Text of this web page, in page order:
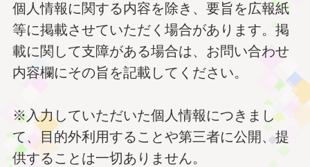
個人情報に関する内容を除き、要旨を広報紙
等に掲載させていただく場合があります。掲
載に関して支障がある場合は、お問い合わせ
内容欄にその旨を記載してください。
※入力していただいた個人情報につきまし
て、目的外利用することや第三者に公開、提
供することは一切ありません。